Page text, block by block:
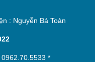
: Nguyễn Bá Toàn
0962.70.5533 *